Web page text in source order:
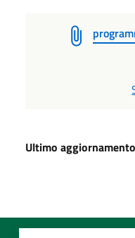
Ultimo aggiornamento